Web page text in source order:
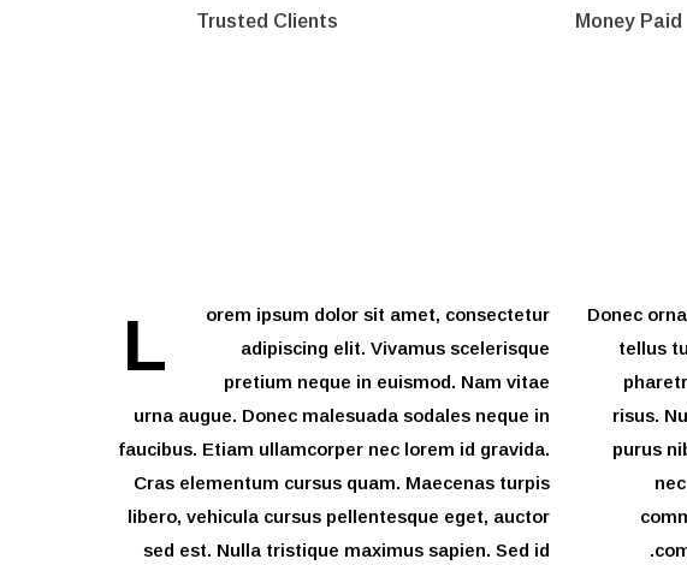
Trusted Clients Money Paid
L
orem ipsum dolor sit amet, consectetur
adipiscing elit. Vivamus scelerisque
pretium neque in euismod. Nam vitae
urna augue. Donec malesuada sodales neque in
faucibus. Etiam ullamcorper nec lorem id gravida.
Cras elementum cursus quam. Maecenas turpis
libero, vehicula cursus pellentesque eget, auctor
sed est. Nulla tristique maximus sapien. Sed id
Donec
tellus
risus.
purus